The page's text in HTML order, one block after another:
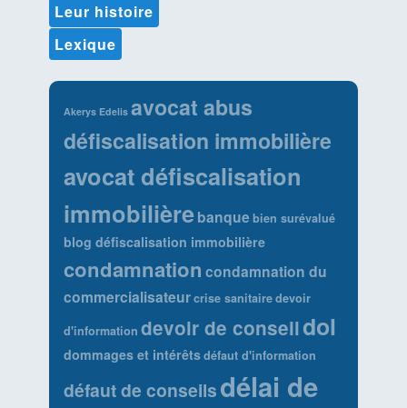
Leur histoire
Lexique
Akerys Edelis avocat abus
défiscalisation immobilière
avocat défiscalisation
immobilièrebanque bien surévalué
blog défiscalisation immobilière
condamnation condamnation du
commercialisateurcrise sanitairedevoir
d'information devoir de conseildol
dommages et intérêtsdéfaut d'information
défaut de conseilsdélai de